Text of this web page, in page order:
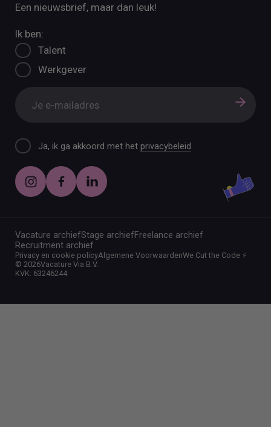
Een nieuwsbrief, maar dan leuk!
Ik ben:
Talent
Werkgever
Ja, ik ga akkoord met hetprivacybeleid
Vacature archiefStage archiefFreelance archief
Recruitment archief
©2026Vacature Via B.V.
KVK: 63246244
Privacy en cookie policyAlgemene VoorwaardenWe Cut the Code ⚡️